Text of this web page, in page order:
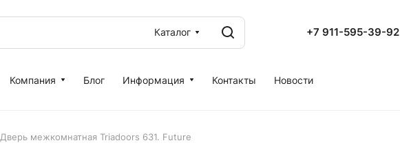
Каталог +7 911-595-39-92
Компания Блог Информация Контакты Новости
Дверь межкомнатная Triadoors 631. Future